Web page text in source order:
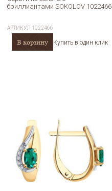
бриллиантами SOKOLOV 1022466
АРТИКУЛ 1022466
В корзину Купить в один клик